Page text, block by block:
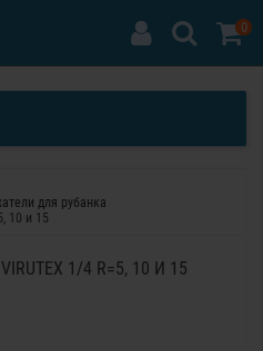
0
для рубанка
10 и 15
1/4 R=5, 10 И 15